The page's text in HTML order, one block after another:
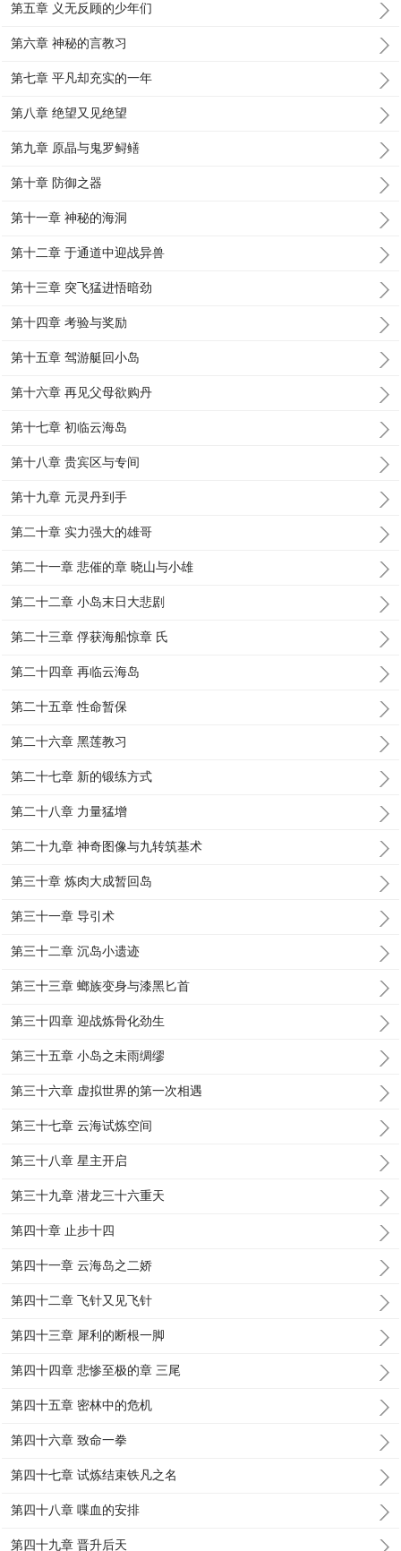
第五章 义无反顾的少年们
第六章 神秘的言教习
第七章 平凡却充实的一年
第八章 绝望又见绝望
第九章 原晶与鬼罗鲟鳝
第十章 防御之器
第十一章 神秘的海洞
第十二章 于通道中迎战异兽
第十三章 突飞猛进悟暗劲
第十四章 考验与奖励
第十五章 驾游艇回小岛
第十六章 再见父母欲购丹
第十七章 初临云海岛
第十八章 贵宾区与专间
第十九章 元灵丹到手
第二十章 实力强大的雄哥
第二十一章 悲催的章 晓山与小雄
第二十二章 小岛末日大悲剧
第二十三章 俘获海船惊章 氏
第二十四章 再临云海岛
第二十五章 性命暂保
第二十六章 黑莲教习
第二十七章 新的锻练方式
第二十八章 力量猛增
第二十九章 神奇图像与九转筑基术
第三十章 炼肉大成暂回岛
第三十一章 导引术
第三十二章 沉岛小遗迹
第三十三章 螂族变身与漆黑匕首
第三十四章 迎战炼骨化劲生
第三十五章 小岛之未雨绸缪
第三十六章 虚拟世界的第一次相遇
第三十七章 云海试炼空间
第三十八章 星主开启
第三十九章 潜龙三十六重天
第四十章 止步十四
第四十一章 云海岛之二娇
第四十二章 飞针又见飞针
第四十三章 犀利的断根一脚
第四十四章 悲惨至极的章 三尾
第四十五章 密林中的危机
第四十六章 致命一拳
第四十七章 试炼结束铁凡之名
第四十八章 喋血的安排
第四十九章 晋升后天